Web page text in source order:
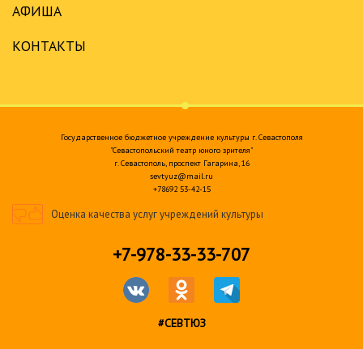
АФИША
КОНТАКТЫ
Государственное бюджетное учреждение культуры г. Севастополя
"Севастопольский театр юного зрителя"
г. Севастополь, проспект Гагарина, 16
sevtyuz@mail.ru
+78692 53-42-15
Оценка качества услуг учреждений культуры
+7-978-33-33-707
#СЕВТЮЗ